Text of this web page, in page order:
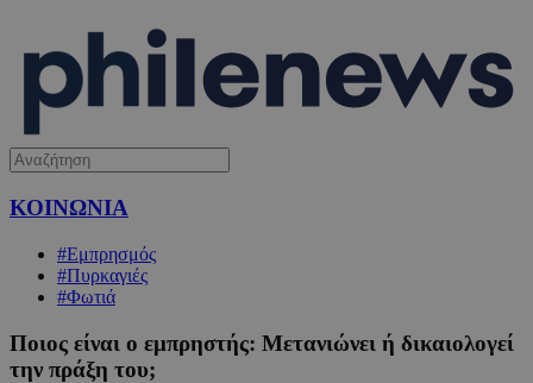
ΚΟΙΝΩΝΙΑ
#Εμπρησμός
#Πυρκαγιές
#Φωτιά
Ποιος είναι ο εμπρηστής: Μετανιώνει ή δικαιολογεί
την πράξη του;